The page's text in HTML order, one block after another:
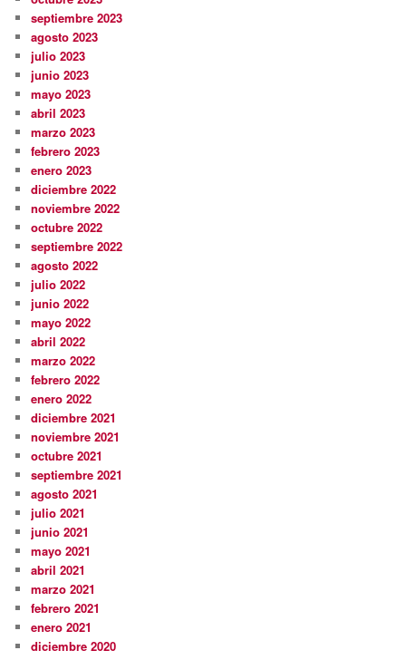
septiembre 2023
agosto 2023
julio 2023
junio 2023
mayo 2023
abril 2023
marzo 2023
febrero 2023
enero 2023
diciembre 2022
noviembre 2022
octubre 2022
septiembre 2022
agosto 2022
julio 2022
junio 2022
mayo 2022
abril 2022
marzo 2022
febrero 2022
enero 2022
diciembre 2021
noviembre 2021
octubre 2021
septiembre 2021
agosto 2021
julio 2021
junio 2021
mayo 2021
abril 2021
marzo 2021
febrero 2021
enero 2021
diciembre 2020